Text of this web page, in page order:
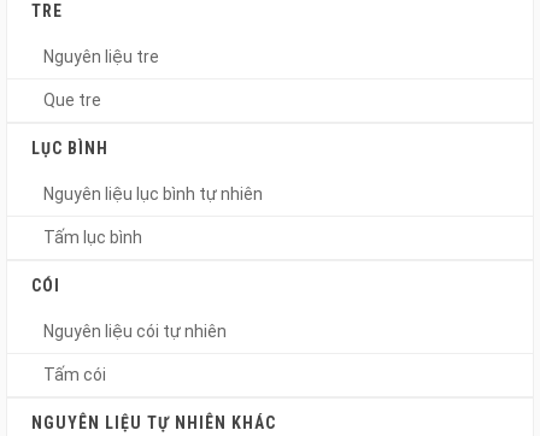
TRE
Nguyên liệu tre
Que tre
LỤC BÌNH
Nguyên liệu lục bình tự nhiên
Tấm lục bình
CÓI
Nguyên liệu cói tự nhiên
Tấm cói
NGUYÊN LIỆU TỰ NHIÊN KHÁC